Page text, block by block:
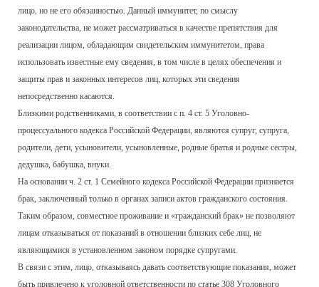
лицо, но не его обязанностью. Данный иммунитет, по смыслу
законодательства, не может рассматриваться в качестве препятствия для
реализации лицом, обладающим свидетельским иммунитетом, права
использовать известные ему сведения, в том числе в целях обеспечения и
защиты прав и законных интересов лиц, которых эти сведения
непосредственно касаются.
Близкими родственниками, в соответствии с п. 4 ст. 5 Уголовно-
процессуального кодекса Российской Федерации, являются супруг, супруга,
родители, дети, усыновители, усыновленные, родные братья и родные сестры,
дедушка, бабушка, внуки.
На основании ч. 2 ст. 1 Семейного кодекса Российской Федерации признается
брак, заключенный только в органах записи актов гражданского состояния.
Таким образом, совместное проживание и «гражданский брак» не позволяют
лицам отказываться от показаний в отношении близких себе лиц, не
являющимися в установленном законом порядке супругами.
В связи с этим, лицо, отказываясь давать соответствующие показания, может
быть привлечено к уголовной ответственности по статье 308 Уголовного